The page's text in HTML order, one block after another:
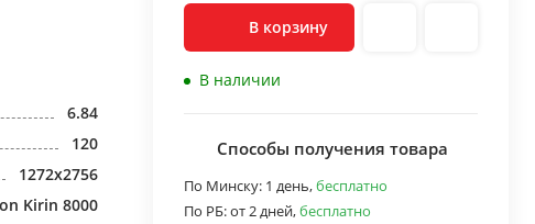
6.84
120
1272x2756
Kirin 8000
В корзину
В наличии
Способы получения товара
По Минску: 1 день,бесплатно
По РБ:от 2 дней,бесплатно